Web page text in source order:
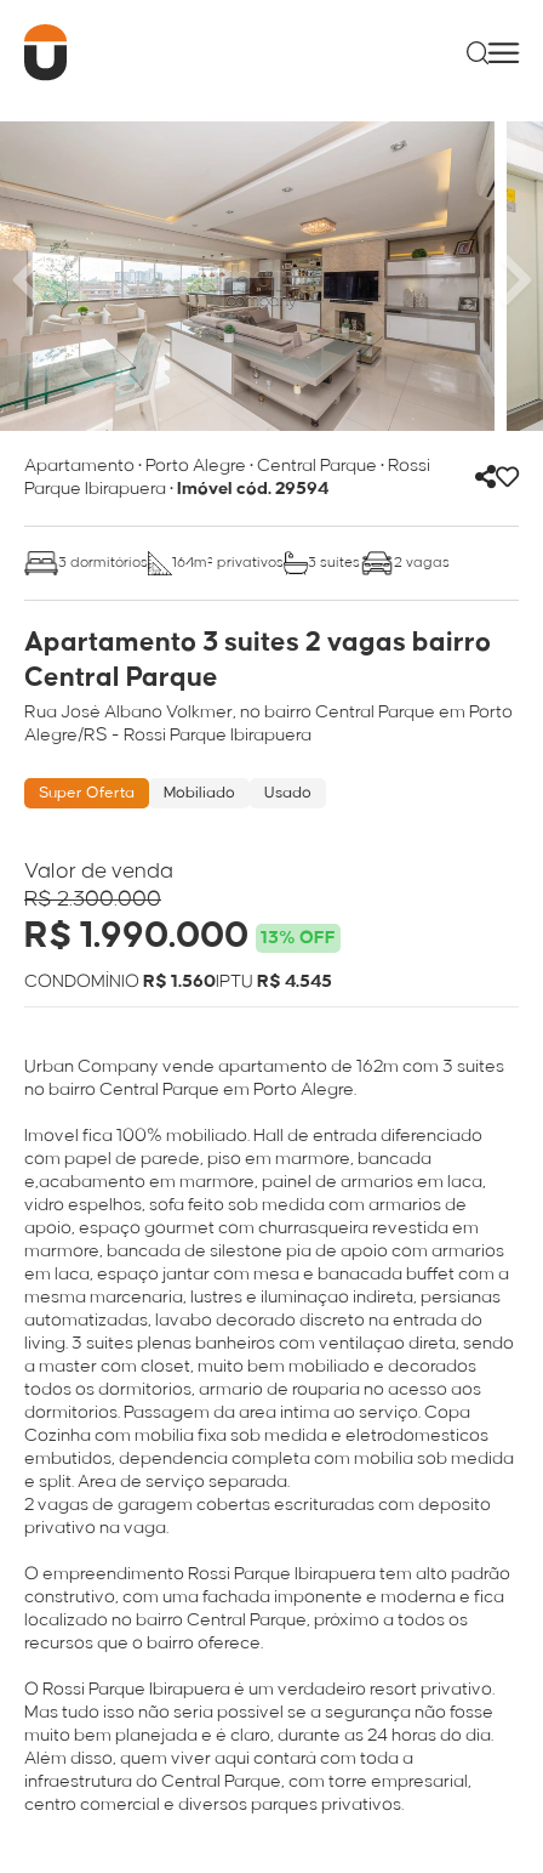
Apartamento •Porto Alegre •Central Parque •Rossi
Parque Ibirapuera•Imóvel cód. 29594
3 dormitórios 164m² privativos 3 suítes 2 vagas
Apartamento 3 suites 2 vagas bairro
Central Parque
RuaJosé Albano Volkmer, no bairro Central Parque em Porto
Alegre/RS - Rossi Parque Ibirapuera
Super Oferta Mobiliado Usado
Valor de venda
R$ 2.300.000
R$ 1.990.000 13% OFF
CONDOMÍNIO R$ 1.560IPTU R$ 4.545
Urban Company vende apartamento de 162m com 3 suítes
no bairro Central Parque em Porto Alegre.
Imovel fica 100% mobiliado. Hall de entrada diferenciado
com papel de parede, piso em marmore, bancada
e,acabamento em marmore, painel de armarios em laca,
vidro espelhos, sofa feito sob medida com armarios de
apoio, espaço gourmet com churrasqueira revestida em
marmore, bancada de silestone pia de apoio com armarios
em laca, espaço jantar com mesa e banacada buffet com a
mesma marcenaria, lustres e iluminaçao indireta, persianas
automatizadas, lavabo decorado discreto na entrada do
living. 3 suites plenas banheiros com ventilaçao direta, sendo
a master com closet, muito bem mobiliado e decorados
todos os dormitorios, armario de rouparia no acesso aos
dormitorios. Passagem da area intima ao serviço. Copa
Cozinha com mobilia fixa sob medida e eletrodomesticos
embutidos, dependencia completa com mobilia sob medida
e split. Area de serviço separada.
2 vagas de garagem cobertas escrituradas com deposito
privativo na vaga.
O empreendimento Rossi Parque Ibirapuera tem alto padrão
construtivo, com uma fachada imponente e moderna e fica
localizado no bairro Central Parque, próximo a todos os
recursos que o bairro oferece.
O Rossi Parque Ibirapuera é um verdadeiro resort privativo.
Mas tudo isso não seria possível se a segurança não fosse
muito bem planejada e é claro, durante as 24 horas do dia.
Além disso, quem viver aqui contará com toda a
infraestrutura do Central Parque, com torre empresarial,
centro comercial e diversos parques privativos.